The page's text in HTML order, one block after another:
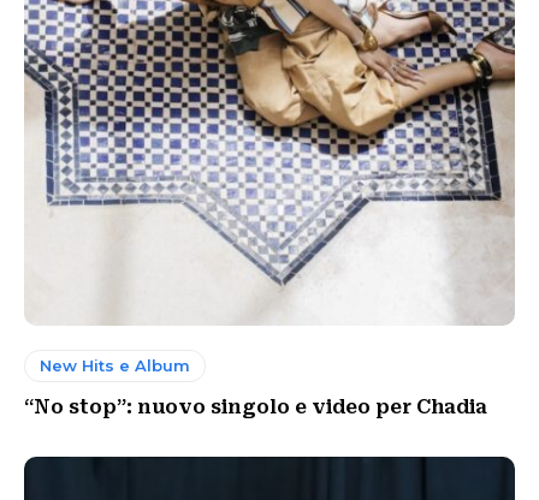
New Hits e Album
“No stop”: nuovo singolo e video per Chadia